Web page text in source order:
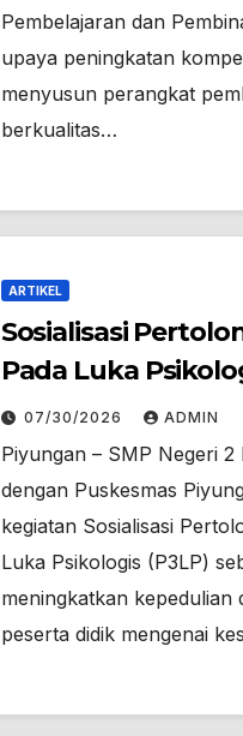
Pembelajaran dan
upaya peningkatan
menyusun perangkat
berkualitas…
ARTIKEL
Sosialisasi
Pada Luka
Negeri 2 Piyungan
07/30/2026 ADMIN
Piyungan – SMP Negeri
dengan Puskesmas
kegiatan Sosialisasi
Luka Psikologis (P3LP)
meningkatkan kepedulian
peserta didik mengenai